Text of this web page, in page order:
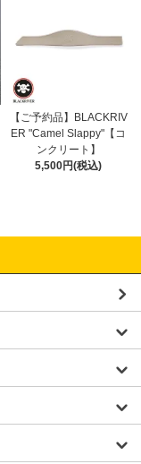
【ご予約品】BLACKRIV
ER "Camel Slappy"【コ
ンクリート】
5,500円(税込)